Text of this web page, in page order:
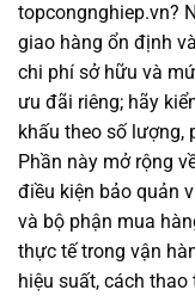
topcongnghiep.vn?
giao hàng ổn định
chi phí sở hữu và
ưu đãi riêng; hãy
khấu theo số lượng,
Phần này mở rộng
điều kiện bảo quản
và bộ phận mua
thực tế trong vận
hiệu suất, cách